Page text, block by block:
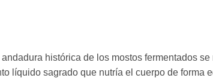
histórica de los mostos fermentados se
líquido sagrado que nutría el cuerpo de forma